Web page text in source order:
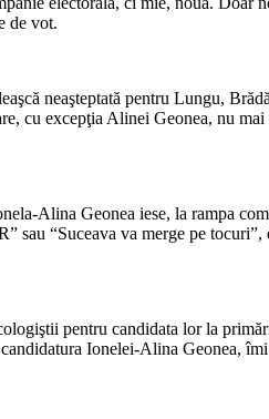
de vot.
neaşteptată pentru Lungu,
cu excepţia Alinei Geonea, nu
Alina Geonea iese, la rampa
“Suceava va merge pe
pentru candidata lor la
Ionelei-Alina Geonea,